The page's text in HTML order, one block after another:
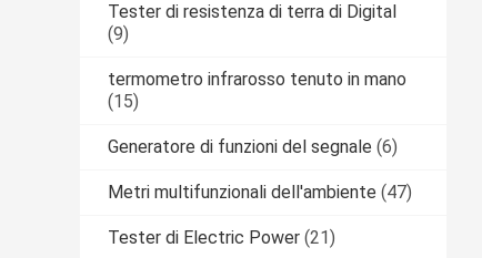
Tester di resistenza di terra di Digital
(9)
termometro infrarosso tenuto in mano
(15)
Generatore di funzioni del segnale (6)
Metri multifunzionali dell'ambiente (47)
Tester di Electric Power (21)